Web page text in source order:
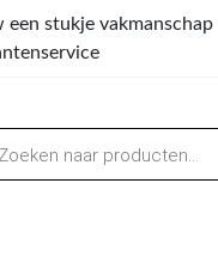
een stukje